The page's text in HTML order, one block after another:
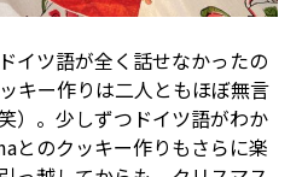
イツ語が全く話せなかったの
キー作りは二人ともほぼ無言
）。少しずつドイツ語がわか
とのクッキー作りもさらに楽